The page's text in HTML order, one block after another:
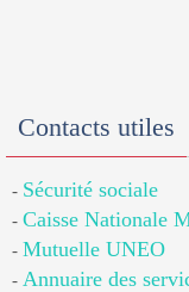
Contacts utiles
- Sécurité sociale
- Caisse Nationale
- Mutuelle UNEO
- Annuaire des